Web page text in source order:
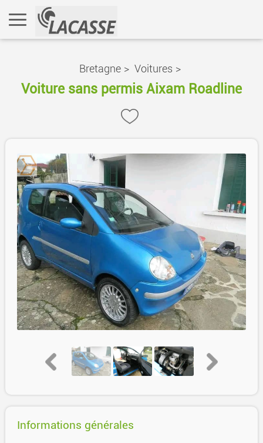
Bretagne > Voitures >
Voiture sans permis Aixam Roadline
Informations générales